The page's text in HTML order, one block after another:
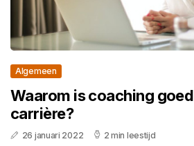
Algemeen
Waarom is coaching
carrière?
26 januari 2022 2 min leestijd